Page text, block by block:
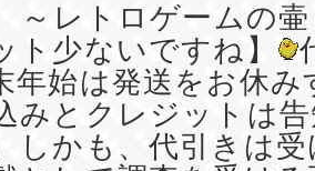
レトロゲームの壷
ト少ないですね】
年始は発送をお休
みとクレジットは
しかも、代引きは